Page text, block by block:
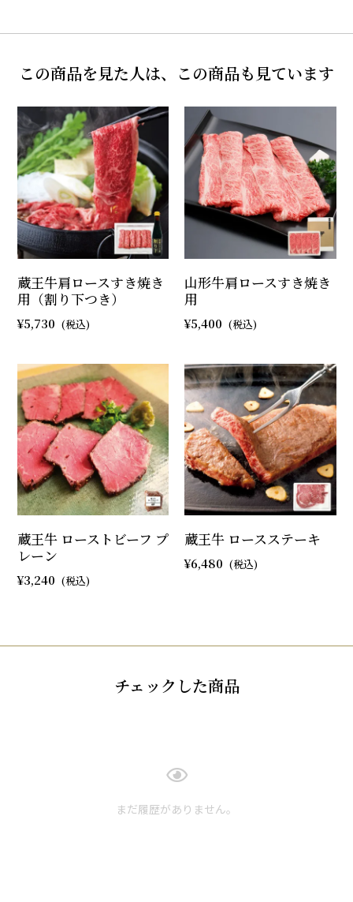
この商品を見た人は、この商品も見ています
蔵王牛肩ロースすき焼き
用（割り下つき）
5,730
山形牛肩ロースすき焼き
用
5,400
蔵王牛 ローストビーフ プ
レーン
3,240
蔵王牛 ロースステーキ
6,480
チェックした商品
まだ履歴がありません。